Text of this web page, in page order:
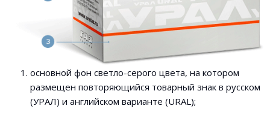
основной фон светло-серого цвета, на котором
размещен повторяющийся товарный знак в русском
(УРАЛ) и английском варианте (URAL);